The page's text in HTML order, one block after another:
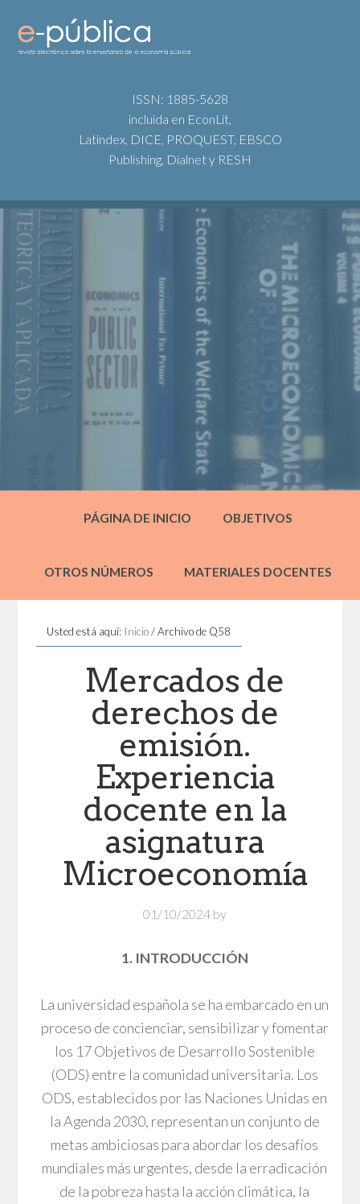
ISSN: 1885-5628
incluida en EconLit,
Latindex, DICE, PROQUEST, EBSCO
Publishing, Dialnet y RESH
PÁGINA DE INICIO OBJETIVOS
OTROS NÚMEROS MATERIALES DOCENTES
Usted está aquí: Inicio /Archivo de Q58
Mercados de
derechos de
emisión.
Experiencia
docente en la
asignatura
Microeconomía
01/10/2024by
1. INTRODUCCIÓN
La universidad española se ha embarcado en un
proceso de concienciar, sensibilizar y fomentar
los 17 Objetivos de Desarrollo Sostenible
(ODS) entre la comunidad universitaria. Los
ODS, establecidos por las Naciones Unidas en
la Agenda 2030, representan un conjunto de
metas ambiciosas para abordar los desafíos
mundiales más urgentes, desde la erradicación
de la pobreza hasta la acción climática, la